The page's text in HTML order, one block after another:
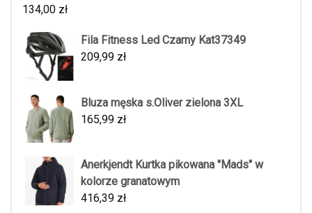
134,00 zł
Fila Fitness Led Czarny Kat37349
209,99 zł
Bluza męska s.Oliver zielona 3XL
165,99 zł
Anerkjendt Kurtka pikowana "Mads" w
kolorze granatowym
416,39 zł